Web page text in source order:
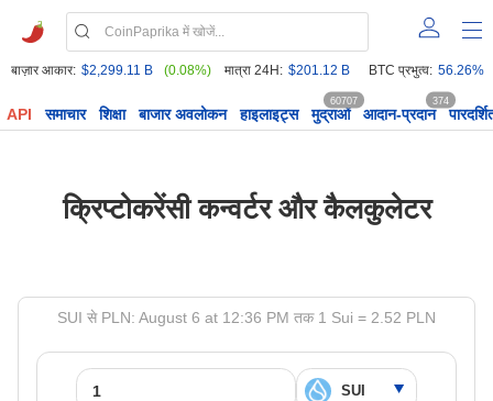
बाज़ार आकार: $2,299.11 B (0.08%) मात्रा 24H: $201.12 B BTC प्रभुत्व: 56.26%
API समाचार शिक्षा बाजार अवलोकन हाइलाइट्स मुद्राओं
60707
आदान-प्रदान
374
क्रिप्टोकरेंसी कन्वर्टर और कैलकुलेटर
SUI से PLN: August 6 at 12:36 PM तक 1 Sui = 2.52 PLN